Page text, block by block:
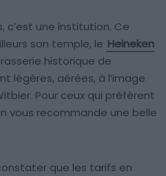
c’est une institution. Ce
son temple, le Heineken
historique de
légères, aérées, à l’image
Pour ceux qui préfèrent
vous recommande une belle
que les tarifs en